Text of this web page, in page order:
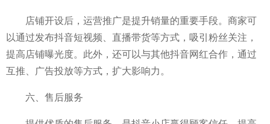
店铺开设后，运营推广是提升销量的重要手段。商家可
以通过发布抖音短视频、直播带货等方式，吸引粉丝关注，
提高店铺曝光度。此外，还可以与其他抖音网红合作，通过
互推、广告投放等方式，扩大影响力。
六、售后服务